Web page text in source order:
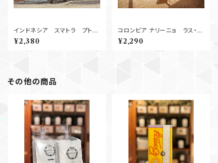
インドネシア スマトラ プト
ラ・ガヨ Wet Hulled
250g
¥2,380
コロンビア ナリーニョ ラス・ペ
¥2,290
その他の商品